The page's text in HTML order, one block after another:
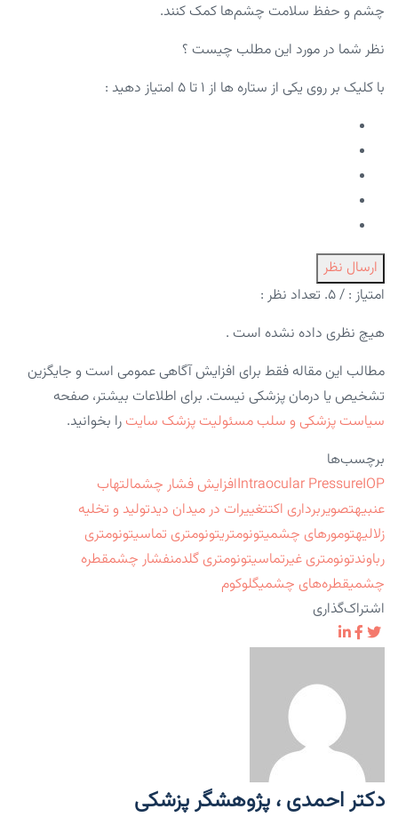
چشم و حفظ سلامت چشم‌ها کمک کنند.
نظر شما در مورد این مطلب چیست ؟
با کلیک بر روی یکی از ستاره ها از ۱ تا ۵ امتیاز دهید :
ارسال نظر
امتیاز : / ۵. تعداد نظر :
هیچ نظری داده نشده است .
مطالب این مقاله فقط برای افزایش آگاهی عمومی است و جایگزین
تشخیص یا درمان پزشکی نیست. برای اطلاعات بیشتر، صفحه
سیاست پزشکی و سلب مسئولیت پزشک سایت را بخوانید.
برچسب‌ها
Intraocular PressureIOP افزایش فشار چشمالتهاب
عنبیهتصویربرداری اکتتغییرات در میدان دیدتولید و تخلیه
زلالیهتومورهای چشمیتونومتریتونومتری تماسیتونومتری
رباوندتونومتری غیرتماسیتونومتری گلدمنفشار چشمقطره‌
چشمیقطره‌های چشمیگلوکوم
اشتراک‌گذاری
دکتر احمدی ، پژوهشگر پزشکی